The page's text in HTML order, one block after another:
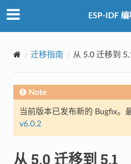
ESP-IDF
迁移指南 从 5.0 迁移到
Note
当前版本已发布新的 Bugfix。
v6.0.2
从 5.0 迁移到 5.1